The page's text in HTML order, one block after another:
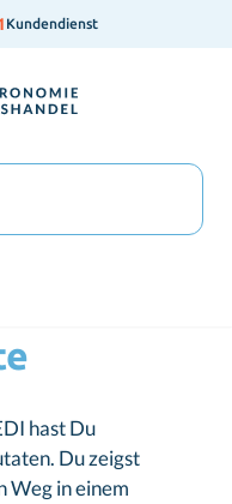
Kundendienst
hast Du
Du zeigst
Weg in einem